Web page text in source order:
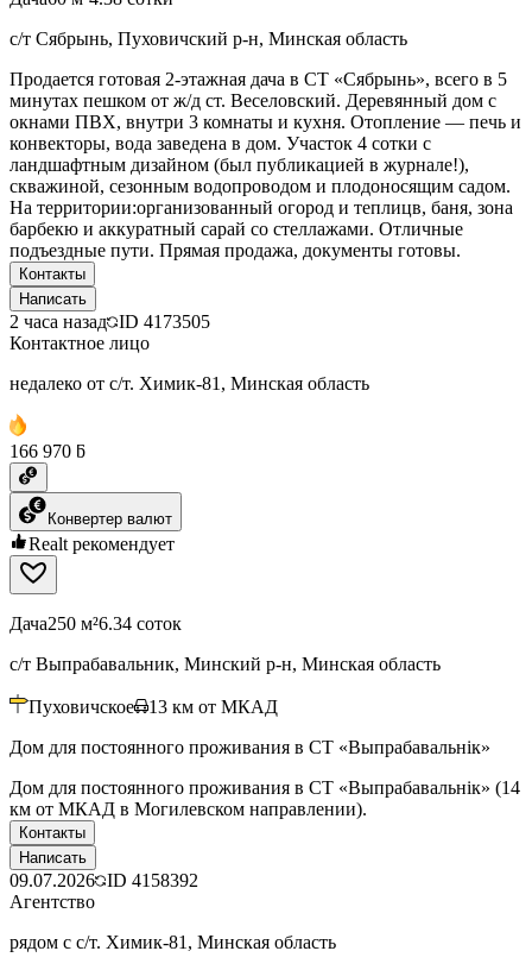
с/т Сябрынь, Пуховичский р-н, Минская область
Продается готовая 2-этажная дача в СТ «Сябрынь», всего в 5
минутах пешком от ж/д ст. Веселовский. Деревянный дом с
окнами ПВХ, внутри 3 комнаты и кухня. Отопление — печь и
конвекторы, вода заведена в дом. Участок 4 сотки с
ландшафтным дизайном (был публикацией в журнале!),
скважиной, сезонным водопроводом и плодоносящим садом.
На территории:организованный огород и теплицв, баня, зона
барбекю и аккуратный сарай со стеллажами. Отличные
подъездные пути. Прямая продажа, документы готовы.
Контакты
Написать
2 часа назад ID 4173505
Контактное лицо
недалеко от с/т. Химик-81, Минская область
166 970 ƃ
Конвертер валют
Realt рекомендует
Дача250 м²6.34 соток
с/т Выпрабавальник, Минский р-н, Минская область
Пуховичское 13 км от МКАД
Дом для постоянного проживания в СТ «Выпрабавальнiк»
Дом для постоянного проживания в СТ «Выпрабавальнiк» (14
км от МКАД в Могилевском направлении).
Контакты
Написать
09.07.2026 ID 4158392
Агентство
рядом с с/т. Химик-81, Минская область